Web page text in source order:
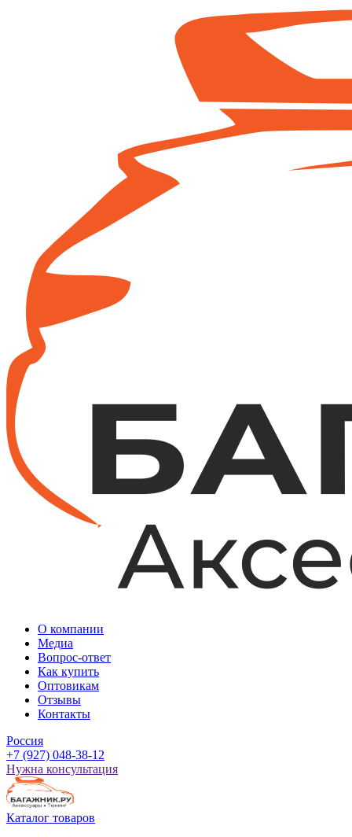
О компании
Медиа
Вопрос-ответ
Как купить
Оптовикам
Отзывы
Контакты
Россия
+7 (927) 048-38-12
Нужна консультация
Каталог товаров